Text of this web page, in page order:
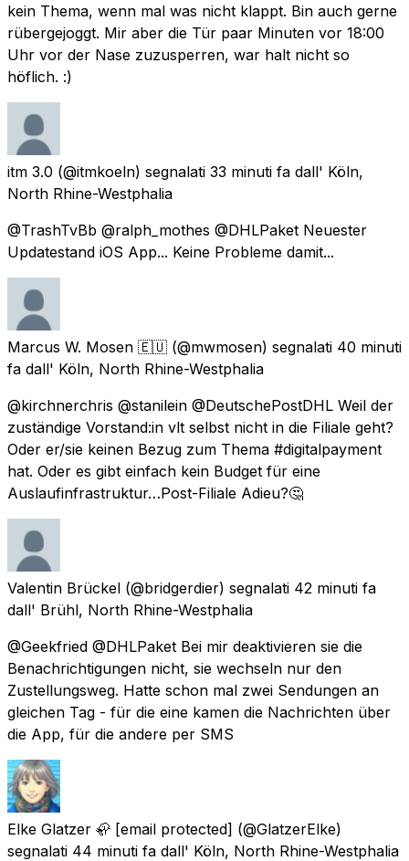
kein Thema, wenn mal was nicht klappt. Bin auch gerne
rübergejoggt. Mir aber die Tür paar Minuten vor 18:00
Uhr vor der Nase zuzusperren, war halt nicht so
höflich. :)
itm 3.0 (@itmkoeln) segnalati 33 minuti fa dall' Köln,
North Rhine-Westphalia
@TrashTvBb @ralph_mothes @DHLPaket Neuester
Updatestand iOS App... Keine Probleme damit...
Marcus W. Mosen 🇪🇺 (@mwmosen) segnalati 40 minuti
fa dall' Köln, North Rhine-Westphalia
@kirchnerchris @stanilein @DeutschePostDHL Weil der
zuständige Vorstand:in vlt selbst nicht in die Filiale geht?
Oder er/sie keinen Bezug zum Thema #digitalpayment
hat. Oder es gibt einfach kein Budget für eine
Auslaufinfrastruktur…Post-Filiale Adieu?🤔
Valentin Brückel (@bridgerdier) segnalati 42 minuti fa
dall' Brühl, North Rhine-Westphalia
@Geekfried @DHLPaket Bei mir deaktivieren sie die
Benachrichtigungen nicht, sie wechseln nur den
Zustellungsweg. Hatte schon mal zwei Sendungen an
gleichen Tag - für die eine kamen die Nachrichten über
die App, für die andere per SMS
Elke Glatzer 🦣 [email protected] (@GlatzerElke)
segnalati 44 minuti fa dall' Köln, North Rhine-Westphalia